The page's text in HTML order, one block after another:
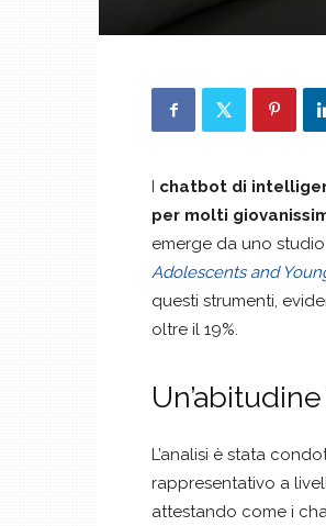
I chatbot di
per molti
emerge da uno studio
Adolescents and
questi strumenti,
oltre il 19%.
L’analisi è stata
rappresentativo a
attestando come i